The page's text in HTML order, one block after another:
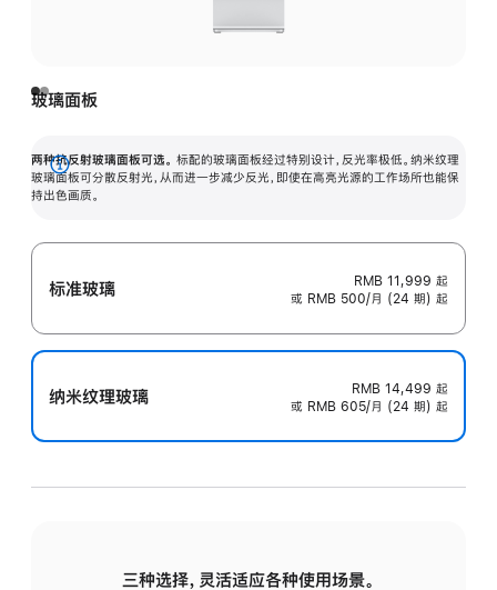
玻璃面板
两种抗反射玻璃面板可选。 标配的玻璃面板经过特别设计，反光率极低。纳米纹理
玻璃面板可分散反射光，从而进一步减少反光，即使在高亮光源的工作场所也能保
持出色画质。
展
开
标准玻璃 RMB 11,999 起
或 RMB 500/月 (24 期) 起
纳米纹理玻璃 RMB 14,499 起
或 RMB 605/月 (24 期) 起
三种选择，灵活适应各种使用场景。